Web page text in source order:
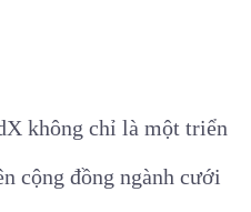
không chỉ là một triển
cộng đồng ngành cưới